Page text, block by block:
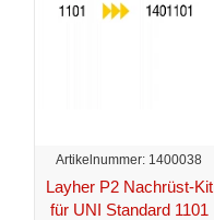
Artikelnummer: 1400038
Layher P2 Nachrüst-Kit
für UNI Standard 1101